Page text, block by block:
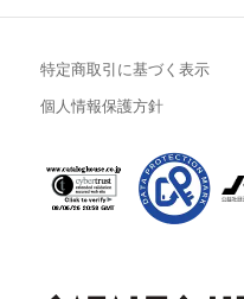
特定商取引に基づく表示
個人情報保護方針